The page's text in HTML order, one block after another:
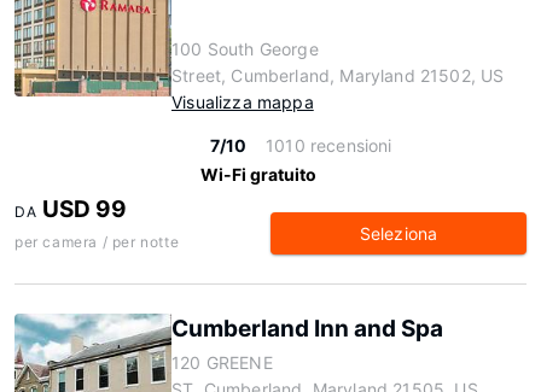
100 South George
Street, Cumberland, Maryland 21502, US
Visualizza mappa
7/10
1010 recensioni
Wi-Fi gratuito
DA USD 99
per camera / per notte Seleziona
Cumberland Inn and Spa
120 GREENE